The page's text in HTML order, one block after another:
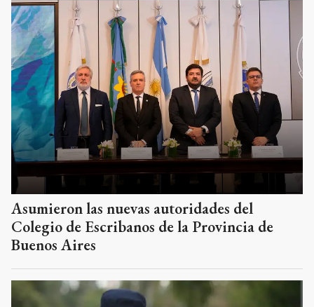
Asumieron las nuevas autoridades del
Colegio de Escribanos de la Provincia de
Buenos Aires